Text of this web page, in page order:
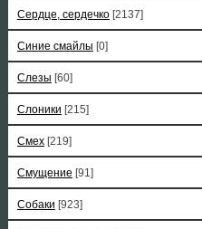
Сердце, сердечко [2137]
Синие смайлы [0]
Слезы [60]
Слоники [215]
Смех [219]
Смущение [91]
Собаки [923]